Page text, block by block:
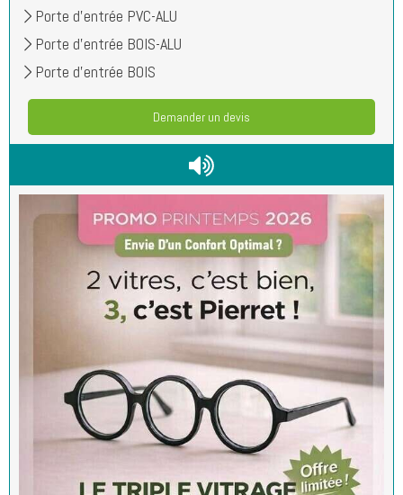
Porte d'entrée PVC-ALU
Porte d'entrée BOIS-ALU
Porte d'entrée BOIS
Demander un devis